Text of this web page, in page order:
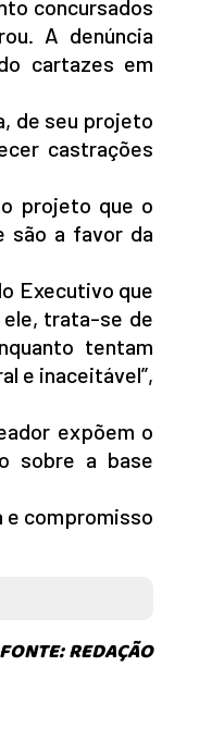
concursados
A denúncia
cartazes em
de seu projeto
castrações
projeto que o
são a favor da
Executivo que
ele, trata-se de
tentam
e inaceitável”,
expõem o
sobre a base
e compromisso
FONTE: REDAÇÃO